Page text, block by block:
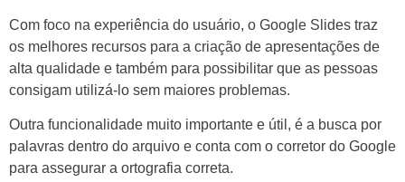
Com foco na experiência do usuário, o Google Slides traz
os melhores recursos para a criação de apresentações de
alta qualidade e também para possibilitar que as pessoas
consigam utilizá-lo sem maiores problemas.
Outra funcionalidade muito importante e útil, é a busca por
palavras dentro do arquivo e conta com o corretor do Google
para assegurar a ortografia correta.